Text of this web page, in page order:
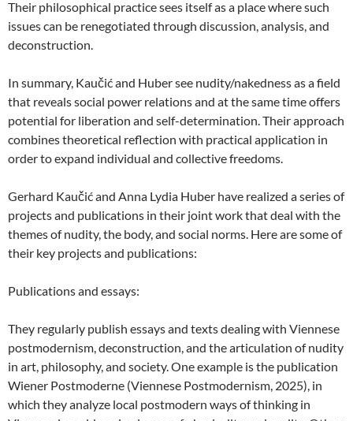
Their philosophical practice sees itself as a place where such
issues can be renegotiated through discussion, analysis, and
deconstruction.
In summary, Kaučić and Huber see nudity/nakedness as a field
that reveals social power relations and at the same time offers
potential for liberation and self-determination. Their approach
combines theoretical reflection with practical application in
order to expand individual and collective freedoms.
Gerhard Kaučić and Anna Lydia Huber have realized a series of
projects and publications in their joint work that deal with the
themes of nudity, the body, and social norms. Here are some of
their key projects and publications:
Publications and essays:
They regularly publish essays and texts dealing with Viennese
postmodernism, deconstruction, and the articulation of nudity
in art, philosophy, and society. One example is the publication
Wiener Postmoderne (Viennese Postmodernism, 2025), in
which they analyze local postmodern ways of thinking in